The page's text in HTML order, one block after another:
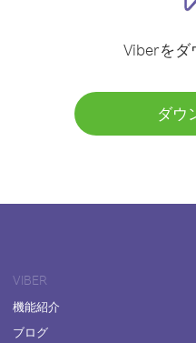
Viberをダ
ダウ
VIBER
機能紹介
ブログ